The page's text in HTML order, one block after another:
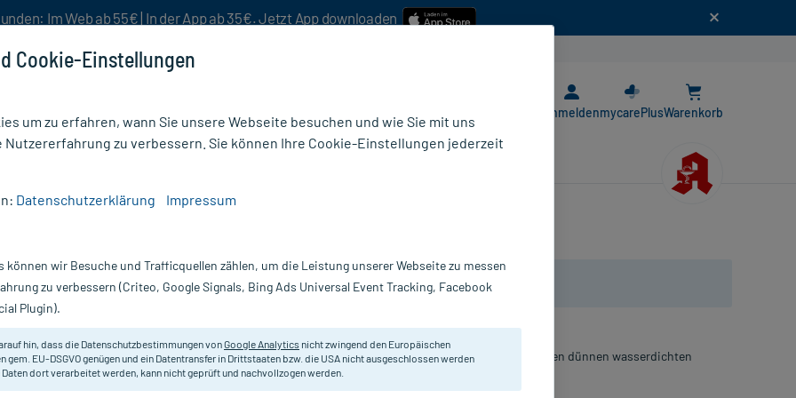
Im Web ab 55€ | In der App ab 35€. Jetzt App downloaden
AnmeldenmycarePlusWarenkorb
Nur für kurze Zeit:Gratis-Versand* ab 19€ Mindestbestellwert!
28 ml
Steriles, reizfreies Hautschutz-Produkt, das beim Auftragen einen dünnen wasserdichten
Schutzfilm auf der Haut bildet.
Cookie-Einstellungen
um zu erfahren, wann Sie unsere Webseite besuchen und wie Sie mit uns
Nutzererfahrung zu verbessern. Sie können Ihre Cookie-Einstellungen jederzeit
Datenschutzerklärung Impressum
können wir Besuche und Trafficquellen zählen, um die Leistung unserer Webseite zu messen
zu verbessern (Criteo, Google Signals, Bing Ads Universal Event Tracking, Facebook
Plugin).
hin, dass die Datenschutzbestimmungen vonGoogle Analytics nicht zwingend den Europäischen
gem. EU-DSGVO genügen und ein Datentransfer in Drittstaaten bzw. die USA nicht ausgeschlossen werden
Daten dort verarbeitet werden, kann nicht geprüft und nachvollzogen werden.